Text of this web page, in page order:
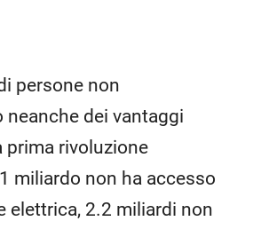
persone non
neanche dei vantaggi
prima rivoluzione
miliardo non ha accesso
elettrica, 2.2 miliardi non